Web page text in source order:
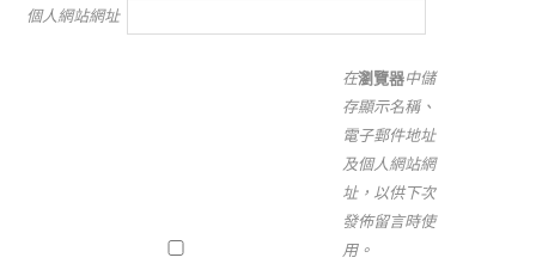
個人網站網址
在瀏覽器中儲
存顯示名稱、
電子郵件地址
及個人網站網
址，以供下次
發佈留言時使
用。